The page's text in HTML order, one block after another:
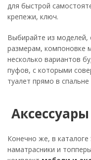
для быстрой
крепежи, ключ.
Выбирайте из
размерам, компоновке
несколько вариантов
пуфов, с которыми
туалет прямо в
Конечно же, в
наматрасники и